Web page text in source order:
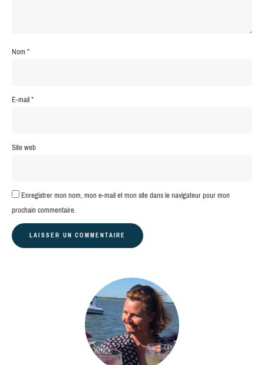
Nom*
E-mail*
Site web
Enregistrer mon nom, mon e-mail et mon site dans le navigateur pour mon
prochain commentaire.